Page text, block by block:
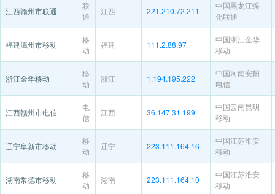
江西赣州市联通
联
通
江西 221.210.72.211
中国黑龙江绥
化联通
福建漳州市移动
移
动
福建 111.2.88.97
中国浙江金华
移动
浙江金华移动
移
动
浙江 1.194.195.222
中国河南安阳
电信
江西赣州市电信
电
信
江西 36.147.31.199
中国云南昆明
移动
辽宁阜新市移动
移
动
辽宁 223.111.164.16
中国江苏淮安
移动
湖南常德市移动
移
动
湖南 223.111.164.10
中国江苏淮安
移动